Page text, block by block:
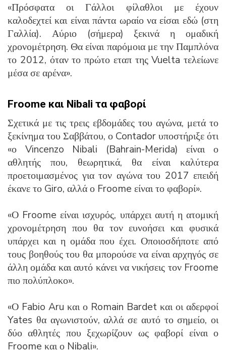
«Πρόσφατα οι Γάλλοι φίλαθλοι με έχουν
καλοδεχτεί και είναι πάντα ωραίο να είσαι εδώ (στη
Γαλλία). Αύριο (σήμερα) ξεκινά η ομαδική
χρονομέτρηση. Θα είναι παρόμοια με την Παμπλόνα
το 2012, όταν το πρώτο εταπ της Vuelta τελείωνε
μέσα σε αρένα».
Froome και Nibali τα φαβορί
Σχετικά με τις τρεις εβδομάδες του αγώνα, μετά το
ξεκίνημα του Σαββάτου, ο Contador υποστήριξε ότι
«ο Vincenzo Nibali (Bahrain-Merida) είναι ο
αθλητής που, θεωρητικά, θα είναι καλύτερα
προετοιμασμένος για τον αγώνα του 2017 επειδή
έκανε το Giro, αλλά ο Froome είναι το φαβορί».
«Ο Froome είναι ισχυρός, υπάρχει αυτή η ατομική
χρονομέτρηση που θα τον ευνοήσει και φυσικά
υπάρχει και η ομάδα που έχει. Οποιοσδήποτε από
τους βοηθούς του θα μπορούσε να είναι αρχηγός σε
άλλη ομάδα και αυτό κάνει να νικήσεις τον Froome
πιο πολύπλοκο».
«Ο Fabio Aru και ο Romain Bardet και οι αδερφοί
Yates θα αγωνιστούν, αλλά σε αυτό το σημείο, οι
δύο αθλητές που ξεχωρίζουν ως φαβορί είναι ο
Froome και ο Nibali».